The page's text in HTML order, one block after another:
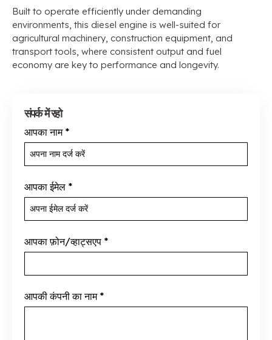
Built to operate efficiently under demanding
environments, this diesel engine is well-suited for
agricultural machinery, construction equipment, and
transport tools, where consistent output and fuel
economy are key to performance and longevity.
संपर्क में रहो
आपका नाम *
आपका ईमेल *
आपका फ़ोन/व्हाट्सएप *
आपकी कंपनी का नाम *